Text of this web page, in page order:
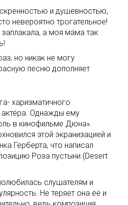
и душевностью,
невероятно трогательное!
а моя мама так
но никак не могу
песню дополняет
харизматичного
актёра. Однажды ему
в кинофильме Дюна».
этой экранизацией и
Герберта, что написал
Роза пустыни (Desert
слушателям и
Не теряет она её и